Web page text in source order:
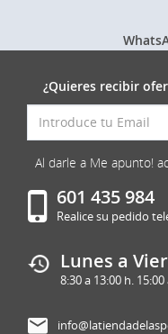
¿Quieres recibir
Al darle a Me apunto!
601 435 984
Realice su pedido
Lunes a
8:30 a 13:00 h.